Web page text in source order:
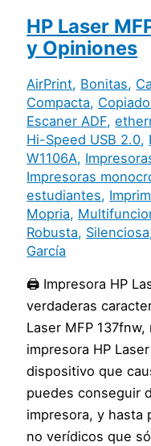
HP Laser
y Opiniones
AirPrint, Bonitas,
Compacta,
Escaner ADF,
Hi-Speed USB 2.0,
W1106A,
Impresoras
estudiantes,
Mopria,
Robusta, Silenciosa
García
🖨️ Impresora HP
verdaderas
Laser MFP
impresora HP
dispositivo que
puedes conseguir
impresora, y hasta
no verídicos que